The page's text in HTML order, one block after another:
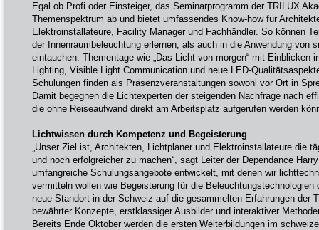
Egal ob Profi oder Einsteiger, das Seminarprogramm der TRILUX
Themenspektrum ab und bietet umfassendes Know-how für
Elektroinstallateure, Facility Manager und Fachhändler. So können
der Innenraumbeleuchtung erlernen, als auch in die Anwendung von
eintauchen. Thementage wie „Das Licht von morgen“ mit Einblicken
Lighting, Visible Light Communication und neue LED-
Schulungen finden als Präsenzveranstaltungen sowohl vor Ort in
Damit begegnen die Lichtexperten der steigenden Nachfrage nach
die ohne Reiseaufwand direkt am Arbeitsplatz aufgerufen werden
Lichtwissen durch Kompetenz und Begeisterung
„Unser Ziel ist, Architekten, Lichtplaner und Elektroinstallateure die
und noch erfolgreicher zu machen“, sagt Leiter der Dependance
umfangreiche Schulungsangebote entwickelt, mit denen wir
vermitteln wollen wie Begeisterung für die Beleuchtungstechnologien
neue Standort in der Schweiz auf die gesammelten Erfahrungen der
bewährter Konzepte, erstklassiger Ausbilder und interaktiver
Bereits Ende Oktober werden die ersten Weiterbildungen im